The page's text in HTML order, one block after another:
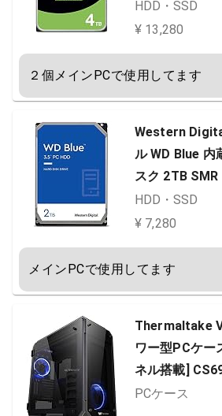
256MB
4000DM004
HDD・SSD
¥ 13,280
２個メインPCで使用してます
Western
ル WD Blue 内
スク 2TB
00rpm キャッ
カー保証2年
HDD・SSD
¥ 7,280
メインPCで使用してます
Thermaltake
ワー型PCケー
ネル搭載]
-00
PCケース